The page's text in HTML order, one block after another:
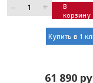
– +
В
корзину
Купить в 1
61 890